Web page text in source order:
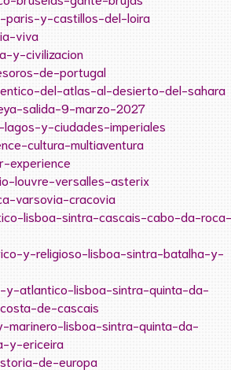
paris-y-castillos-del-loira
viva
y-civilizacion
de-portugal
del-atlas-al-desierto-del-sahara
salida-9-marzo-2027
y-ciudades-imperiales
cultura-multiaventura
experience
louvre-versalles-asterix
varsovia-cracovia
lisboa-sintra-cascais-cabo-da-roca-
y-religioso-lisboa-sintra-batalha-y-
y-atlantico-lisboa-sintra-quinta-da-
de-cascais
marinero-lisboa-sintra-quinta-da-
y-ericeira
de-europa